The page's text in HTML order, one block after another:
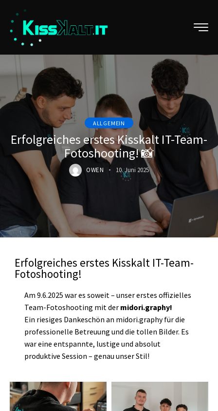
ALLGEMEIN
Erfolgreiches erstes Kisskalt IT-Team-
Fotoshooting! 📸
OWEN 10. Juni 2025
Erfolgreiches erstes Kisskalt IT-Team-
Fotoshooting!
Am 9.6.2025 war es soweit – unser erstes offizielles
Team-Fotoshooting mit der midori.graphy!
Ein riesiges Dankeschön an midori.graphyfür die
professionelle Betreuung und die tollen Bilder. Es
war eine entspannte, lustige und absolut
produktive Session – genau unser Stil!